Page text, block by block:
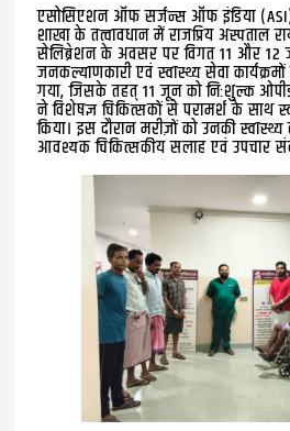
एसोसिएशन ऑफ सर्जन्स ऑफ इंडिया (ASI)
शाखा के तत्वावधान में राजप्रिय अस्पताल
सेलिब्रेशन के अवसर पर विगत 11 और 12
जनकल्याणकारी एवं स्वास्थ्य सेवा
गया, जिसके तहत् 11 जून को निःशुल्क
ने विशेषज्ञ चिकित्सकों से परामर्श के साथ
किया। इस दौरान मरीज़ों को उनकी
आवश्यक चिकित्सकीय सलाह एवं उपचार